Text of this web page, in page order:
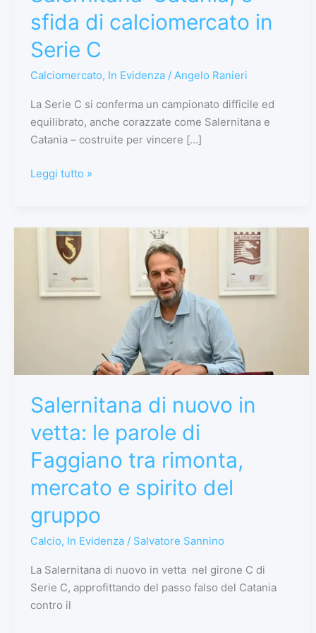
sfida di calciomercato in
Serie C
Calciomercato, In Evidenza/ Angelo Ranieri
La Serie C si conferma un campionato difficile ed
equilibrato, anche corazzate come Salernitana e
Catania – costruite per vincere […]
Leggi tutto »
Salernitana di nuovo in
vetta: le parole di
Faggiano tra rimonta,
mercato e spirito del
gruppo
Calcio, In Evidenza/ Salvatore Sannino
La Salernitana di nuovo in vetta nel girone C di
Serie C, approfittando del passo falso del Catania
contro il
Salernitana
nuovo
Faggiano
tra
rimonta,
mercato
spirito
del